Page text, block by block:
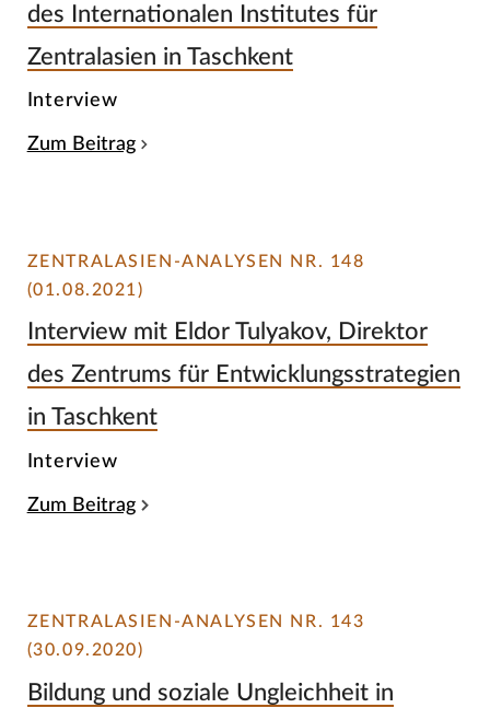
des Internationalen Institutes für
Zentralasien in Taschkent
Interview
Zum Beitrag
ZENTRALASIEN-ANALYSEN NR. 148
(01.08.2021)
Interview mit Eldor Tulyakov, Direktor
des Zentrums für Entwicklungsstrategien
in Taschkent
Interview
Zum Beitrag
ZENTRALASIEN-ANALYSEN NR. 143
(30.09.2020)
Bildung und soziale Ungleichheit in